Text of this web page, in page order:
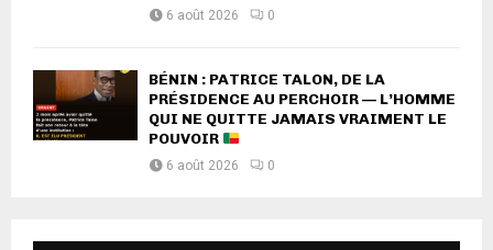
6 août 2026 0
BÉNIN : PATRICE TALON, DE LA
PRÉSIDENCE AU PERCHOIR — L’HOMME
QUI NE QUITTE JAMAIS VRAIMENT LE
POUVOIR
6 août 2026 0